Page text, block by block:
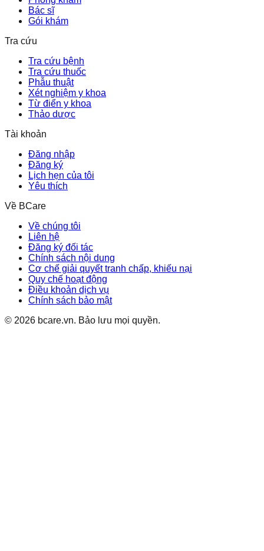
Bác sĩ
Gói khám
Tra cứu
Tra cứu bệnh
Tra cứu thuốc
Phẫu thuật
Xét nghiệm y khoa
Từ điển y khoa
Thảo dược
Tài khoản
Đăng nhập
Đăng ký
Lịch hẹn của tôi
Yêu thích
Về BCare
Về chúng tôi
Liên hệ
Đăng ký đối tác
Chính sách nội dung
Cơ chế giải quyết tranh chấp, khiếu nại
Quy chế hoạt động
Điều khoản dịch vụ
Chính sách bảo mật
© 2026 bcare.vn. Bảo lưu mọi quyền.